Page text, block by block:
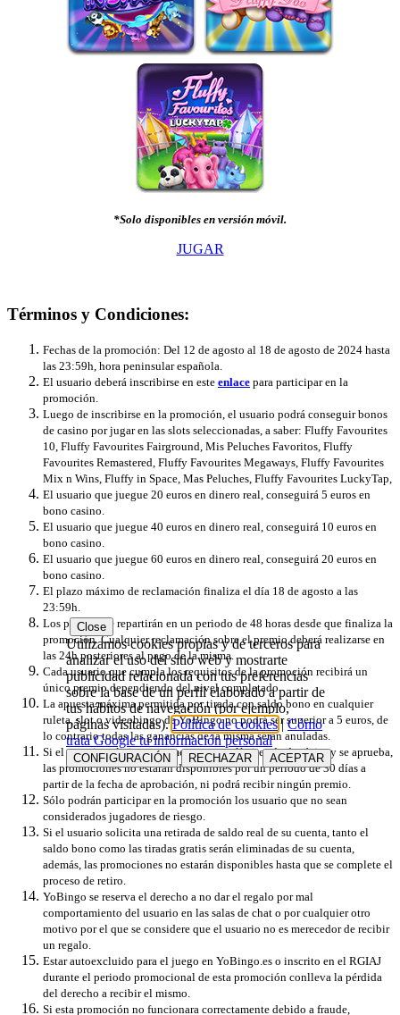
*Solo disponibles en versión móvil.
JUGAR
Términos y Condiciones:
Fechas de la promoción: Del 12 de agosto al 18 de agosto de 2024 hasta
las 23:59h, hora peninsular española.
El usuario deberá inscribirse en este enlace para participar en la
promoción.
Luego de inscribirse en la promoción, el usuario podrá conseguir bonos
de casino por jugar en las slots seleccionadas, a saber: Fluffy Favourites
10, Fluffy Favourites Fairground, Mis Peluches Favoritos, Fluffy
Favourites Remastered, Fluffy Favourites Megaways, Fluffy Favourites
Mix n Wins, Fluffy in Space, Mas Peluches, Fluffy Favourites LuckyTap,
El usuario que juegue 20 euros en dinero real, conseguirá 5 euros en
bono casino.
El usuario que juegue 40 euros en dinero real, conseguirá 10 euros en
bono casino.
El usuario que juegue 60 euros en dinero real, conseguirá 20 euros en
bono casino.
El plazo máximo de reclamación finaliza el día 18 de agosto a las
23:59h.
Los premios se repartirán en un periodo de 48 horas desde que finaliza la
promoción. Cualquier reclamación sobre el premio deberá realizarse en
las 24h posteriores al pago de la misma.
Cada usuario que cumpla los requisitos de la promoción recibirá un
único premio dependiendo del nivel completado.
La apuesta máxima permitida por tirada con saldo bono en cualquier
ruleta, slot o videobingo de YoBingo no podrá ser superior a 5 euros, de
lo contrario todas las ganancias de la misma serán anuladas.
Si el usuario solicita un aumento en sus límites de depósito y se aprueba,
las promociones no estarán disponibles por un periodo de 30 días a
partir de la fecha de aprobación, ni podrá recibir ningún premio.
Sólo podrán participar en la promoción los usuario que no sean
considerados jugadores de riesgo.
Si el usuario solicita una retirada de saldo real de su cuenta, tanto el
saldo bono como las tiradas gratis serán eliminadas de su cuenta,
además, las promociones no estarán disponibles hasta que se complete el
proceso de retiro.
YoBingo se reserva el derecho a no dar el regalo por mal
comportamiento del usuario en las salas de chat o por cualquier otro
motivo por el que se considere que el usuario no es merecedor de recibir
un regalo.
Estar autoexcluido para el juego en YoBingo.es o inscrito en el RGIAJ
durante el periodo promocional de esta promoción conlleva la pérdida
del derecho a recibir el mismo.
Si esta promoción no funcionara correctamente debido a fraude,
Close
Utilizamos cookies propias y de terceros para
analizar el uso del sitio web y mostrarte
publicidad relacionada con tus preferencias
sobre la base de un perfil elaborado a partir de
tus hábitos de navegación (por ejemplo,
páginas visitadas).Política de cookies|Cómo
trata Google tu información personal
CONFIGURACIÓN RECHAZAR ACEPTAR